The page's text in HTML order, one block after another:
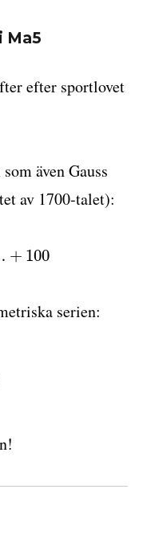
Ma5
efter sportlovet
även Gauss
av 1700-talet):
+ 100
serien: